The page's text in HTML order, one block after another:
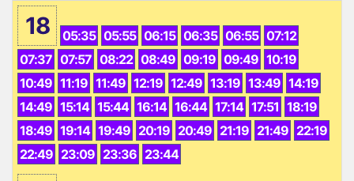
18 05:35 05:55 06:15 06:35 06:55 07:12
07:37 07:57 08:22 08:49 09:19 09:49 10:19
10:49 11:19 11:49 12:19 12:49 13:19 13:49 14:19
14:49 15:14 15:44 16:14 16:44 17:14 17:51 18:19
18:49 19:14 19:49 20:19 20:49 21:19 21:49 22:19
22:49 23:09 23:36 23:44